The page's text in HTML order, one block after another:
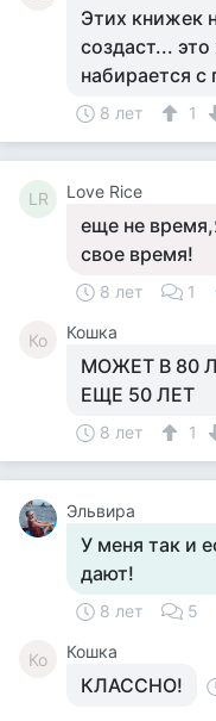
Этих книжек
создаст...
набирается с
8 лет 1
LR Love Rice
еще не
свое время!
8 лет 1
Ко Кошка
МОЖЕТ В 80
ЕЩЕ 50 ЛЕТ
8 лет 1
Эльвира
У меня так и
дают!
8 лет 5
Ко Кошка
КЛАССНО!